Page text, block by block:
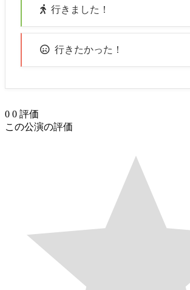
行きました！
行きたかった！
0 0 評価
この公演の評価